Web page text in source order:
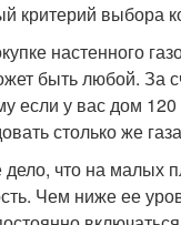
критерий выбора
настенного
быть любой. За
если у вас дом 120
столько же
дело, что на малых
Чем ниже ее